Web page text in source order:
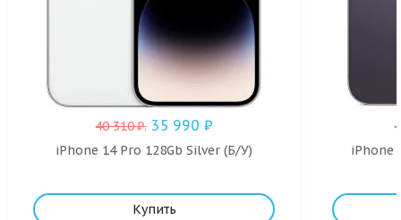
40 310₽. 35 990 ₽
iPhone 14 Pro 128Gb Silver (Б/У)
Купить
iPhone